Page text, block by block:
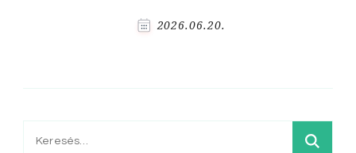
2026.06.20.
Keresés: